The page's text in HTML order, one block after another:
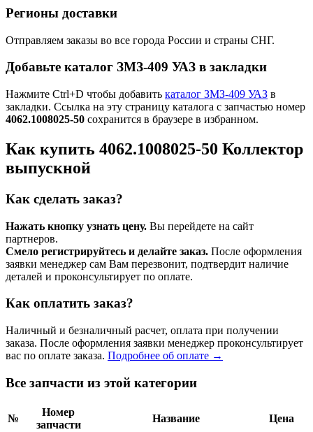
Регионы доставки
Отправляем заказы во все города России и страны СНГ.
Добавьте каталог ЗМЗ-409 УАЗ в закладки
Нажмите Ctrl+D чтобы добавить каталог ЗМЗ-409 УАЗ в
закладки. Ссылка на эту страницу каталога с запчастью номер
4062.1008025-50 сохранится в браузере в избранном.
Как купить 4062.1008025-50 Коллектор
выпускной
Как сделать заказ?
Нажать кнопку узнать цену. Вы перейдете на сайт
партнеров.
Смело регистрируйтесь и делайте заказ. После оформления
заявки менеджер сам Вам перезвонит, подтвердит наличие
деталей и проконсультирует по оплате.
Как оплатить заказ?
Наличный и безналичный расчет, оплата при получении
заказа. После оформления заявки менеджер проконсультирует
вас по оплате заказа. Подробнее об оплате →
Все запчасти из этой категории
№
Номер
запчасти
Название Цена